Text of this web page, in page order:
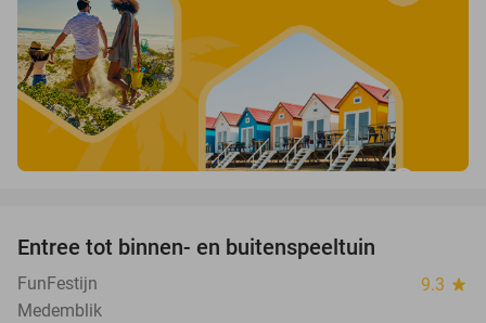
Entree tot binnen- en buitenspeeltuin
FunFestijn 9.3 star
Medemblik